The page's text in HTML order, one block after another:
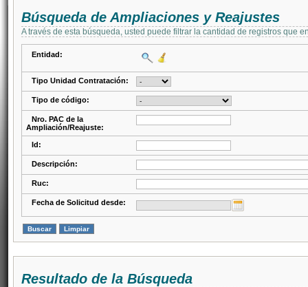
Búsqueda de Ampliaciones y Reajustes
A través de esta búsqueda, usted puede filtrar la cantidad de registros que
Entidad:
Tipo Unidad Contratación:
Tipo de código:
Nro. PAC de la
Ampliación/Reajuste:
Id:
Descripción:
Ruc:
Fecha de Solicitud desde:
Resultado de la Búsqueda